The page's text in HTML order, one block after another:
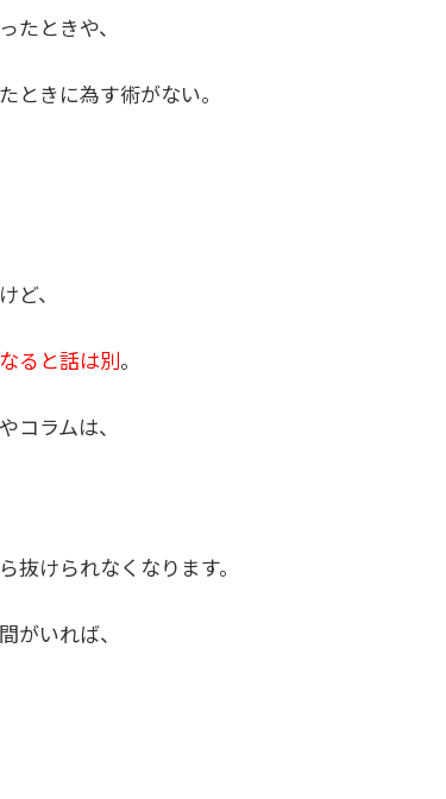
たときや、
ときに為す術がない。
、
ると話は別。
コラムは、
抜けられなくなります。
がいれば、